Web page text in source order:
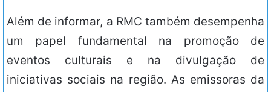
Além de informar, a RMC também desempenha
um papel fundamental na promoção de
eventos culturais e na divulgação de
iniciativas sociais na região. As emissoras da